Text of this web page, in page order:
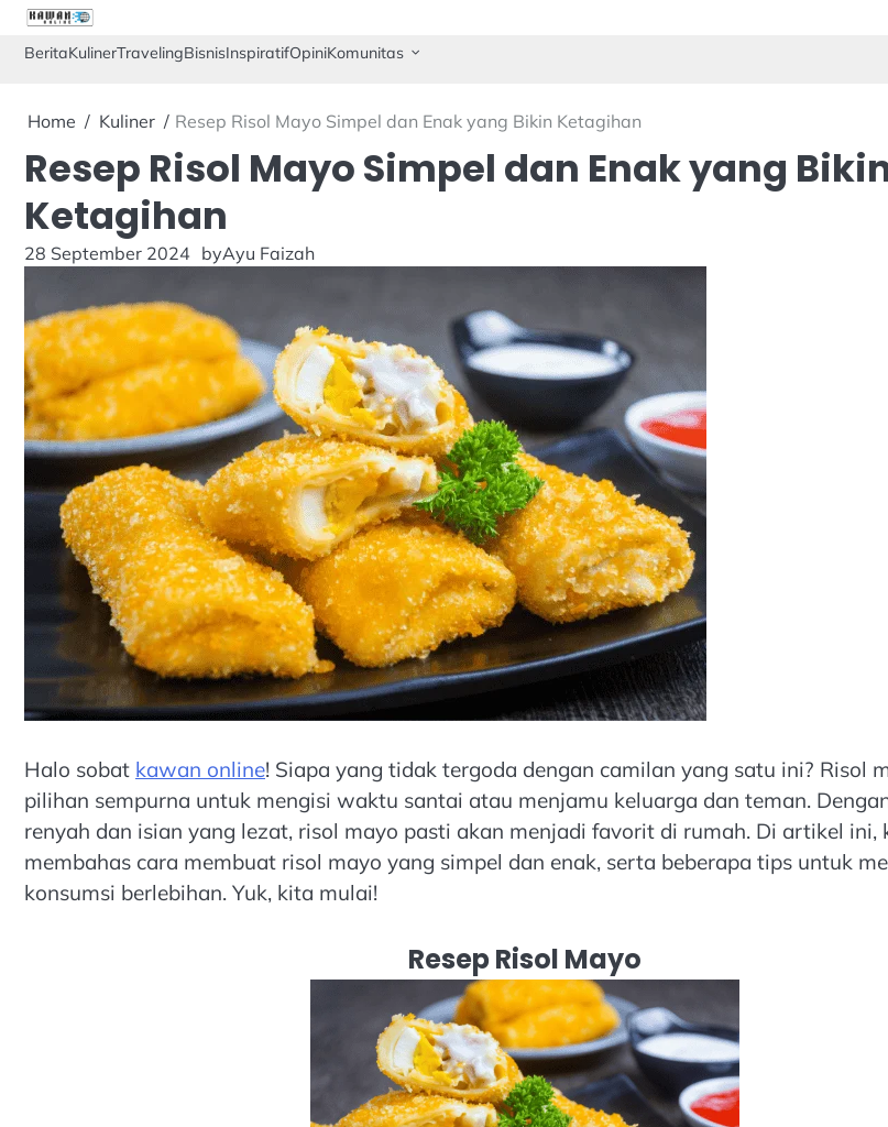
Skip
content
BeritaKulinerTravelingBisnisInspiratifOpiniKomunitas
Home Kuliner Resep Risol Mayo Simpel dan Enak yang Bikin Ketagihan
Resep Risol Mayo Simpel dan Enak yang
Ketagihan
28 September 2024 byAyu Faizah
Halo sobat kawan online! Siapa yang tidak tergoda dengan camilan yang satu ini? Risol
pilihan sempurna untuk mengisi waktu santai atau menjamu keluarga dan teman.
renyah dan isian yang lezat, risol mayo pasti akan menjadi favorit di rumah. Di artikel ini,
membahas cara membuat risol mayo yang simpel dan enak, serta beberapa tips untuk
konsumsi berlebihan. Yuk, kita mulai!
Resep Risol Mayo